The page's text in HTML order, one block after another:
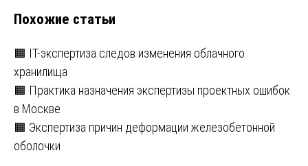
Похожие статьи
🟧 IT-экспертиза следов изменения облачного
хранилища
🟧 Практика назначения экспертизы проектных ошибок
в Москве
🟧 Экспертиза причин деформации железобетонной
оболочки